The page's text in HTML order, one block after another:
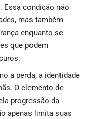
Essa condição não
mas também
enquanto se
que podem
a perda, a identidade
O elemento de
progressão da
apenas limita suas